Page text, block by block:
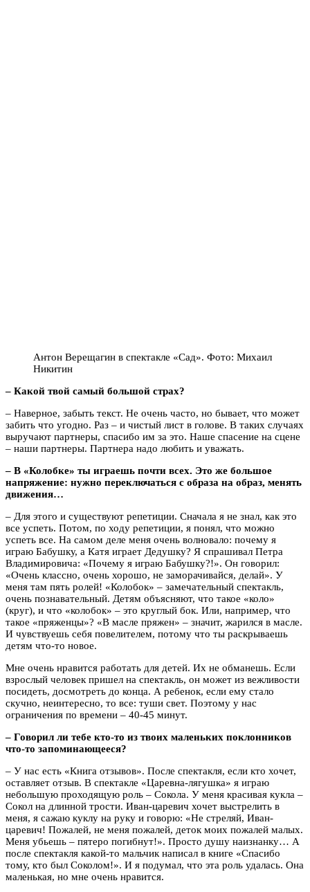
Антон Верещагин в спектакле «Сад». Фото: Михаил
Никитин
– Какой твой самый большой страх?
– Наверное, забыть текст. Не очень часто, но бывает, что может
забить что угодно. Раз – и чистый лист в голове. В таких случаях
выручают партнеры, спасибо им за это. Наше спасение на сцене
– наши партнеры. Партнера надо любить и уважать.
– В «Колобке» ты играешь почти всех. Это же большое
напряжение: нужно переключаться с образа на образ, менять
движения…
– Для этого и существуют репетиции. Сначала я не знал, как это
все успеть. Потом, по ходу репетиции, я понял, что можно
успеть все. На самом деле меня очень волновало: почему я
играю Бабушку, а Катя играет Дедушку? Я спрашивал Петра
Владимировича: «Почему я играю Бабушку?!». Он говорил:
«Очень классно, очень хорошо, не заморачивайся, делай». У
меня там пять ролей! «Колобок» – замечательный спектакль,
очень познавательный. Детям объясняют, что такое «коло»
(круг), и что «колобок» – это круглый бок. Или, например, что
такое «пряженцы»? «В масле пряжен» – значит, жарился в масле.
И чувствуешь себя повелителем, потому что ты раскрываешь
детям что-то новое.
Мне очень нравится работать для детей. Их не обманешь. Если
взрослый человек пришел на спектакль, он может из вежливости
посидеть, досмотреть до конца. А ребенок, если ему стало
скучно, неинтересно, то все: туши свет. Поэтому у нас
ограничения по времени – 40-45 минут.
– Говорил ли тебе кто-то из твоих маленьких поклонников
что-то запоминающееся?
– У нас есть «Книга отзывов». После спектакля, если кто хочет,
оставляет отзыв. В спектакле «Царевна-лягушка» я играю
небольшую проходящую роль – Сокола. У меня красивая кукла –
Сокол на длинной трости. Иван-царевич хочет выстрелить в
меня, я сажаю куклу на руку и говорю: «Не стреляй, Иван-
царевич! Пожалей, не меня пожалей, деток моих пожалей малых.
Меня убьешь – пятеро погибнут!». Просто душу наизнанку… А
после спектакля какой-то мальчик написал в книге «Спасибо
тому, кто был Соколом!». И я подумал, что эта роль удалась. Она
маленькая, но мне очень нравится.